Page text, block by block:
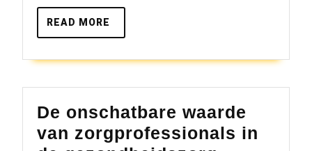
READ MORE
MORE
De onschatbare waarde
van zorgprofessionals in